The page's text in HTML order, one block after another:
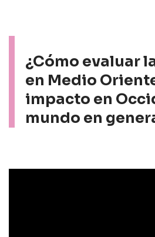
¿Cómo evaluar
en Medio
impacto en
mundo en